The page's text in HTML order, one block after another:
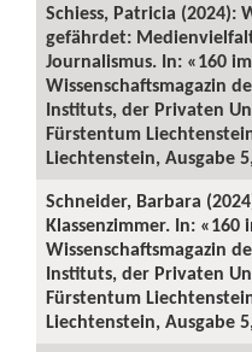
Schiess, Patricia (2024):
gefährdet:
Journalismus. In: «160
Wissenschaftsmagazin
Instituts, der Privaten
Fürstentum
Liechtenstein, Ausgabe
Schneider, Barbara
Klassenzimmer. In: «160
Wissenschaftsmagazin
Instituts, der Privaten
Fürstentum
Liechtenstein, Ausgabe